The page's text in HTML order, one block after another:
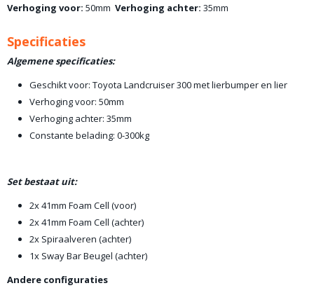
Verhoging voor: 50mm Verhoging achter: 35mm
Specificaties
Algemene specificaties:
Geschikt voor: Toyota Landcruiser 300 met lierbumper en lier
Verhoging voor: 50mm
Verhoging achter: 35mm
Constante belading: 0-300kg
Set bestaat uit:
2x 41mm Foam Cell (voor)
2x 41mm Foam Cell (achter)
2x Spiraalveren (achter)
1x Sway Bar Beugel (achter)
Andere configuraties